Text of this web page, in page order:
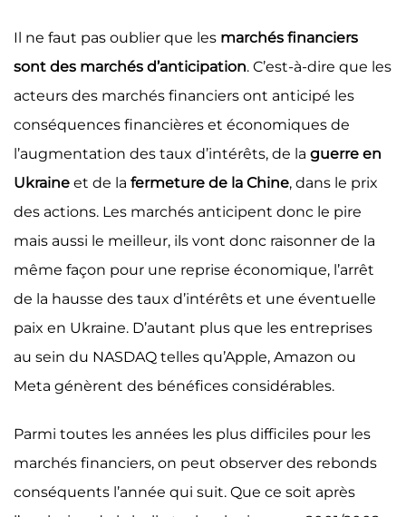
Il ne faut pas oublier que les marchés financiers
sont des marchés d’anticipation. C’est-à-dire que les
acteurs des marchés financiers ont anticipé les
conséquences financières et économiques de
l’augmentation des taux d’intérêts, de la guerre en
Ukraine et de la fermeture de la Chine, dans le prix
des actions. Les marchés anticipent donc le pire
mais aussi le meilleur, ils vont donc raisonner de la
même façon pour une reprise économique, l’arrêt
de la hausse des taux d’intérêts et une éventuelle
paix en Ukraine. D’autant plus que les entreprises
au sein du NASDAQ telles qu’Apple, Amazon ou
Meta génèrent des bénéfices considérables.
Parmi toutes les années les plus difficiles pour les
marchés financiers, on peut observer des rebonds
conséquents l’année qui suit. Que ce soit après